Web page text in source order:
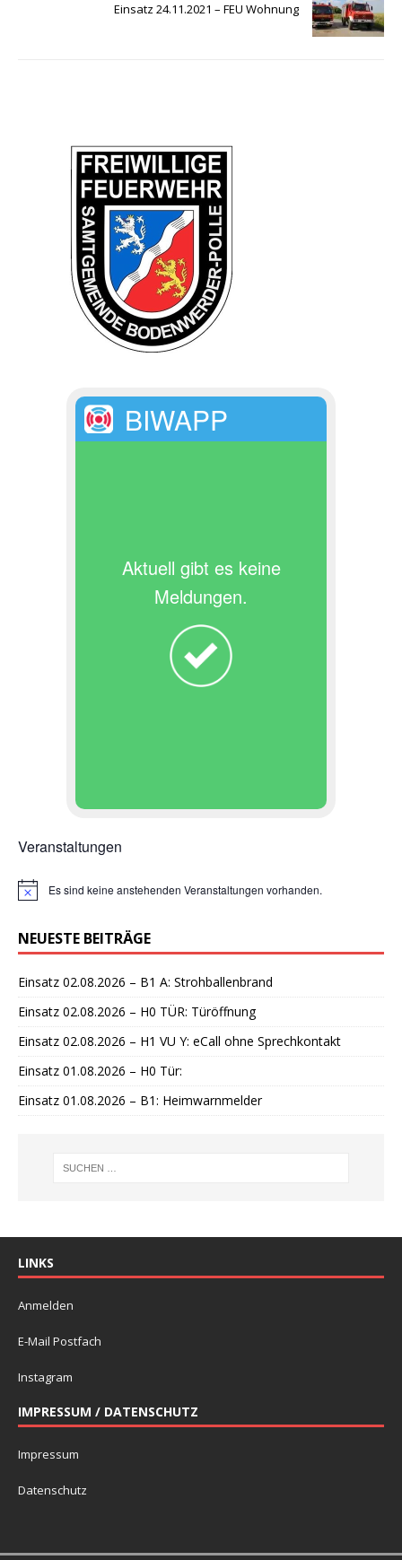
Einsatz 24.11.2021 – FEU Wohnung
BIWAPP
Aktuell gibt es keine
Meldungen.
Veranstaltungen
H
w
e
s
Es sind keine anstehenden Veranstaltungen vorhanden.
NEUESTE BEITRÄGE
Einsatz 02.08.2026 – B1 A: Strohballenbrand
Einsatz 02.08.2026 – H0 TÜR: Türöffnung
Einsatz 02.08.2026 – H1 VU Y: eCall ohne Sprechkontakt
Einsatz 01.08.2026 – H0 Tür:
Einsatz 01.08.2026 – B1: Heimwarnmelder
LINKS
Anmelden
E-Mail Postfach
Instagram
IMPRESSUM / DATENSCHUTZ
Impressum
Datenschutz